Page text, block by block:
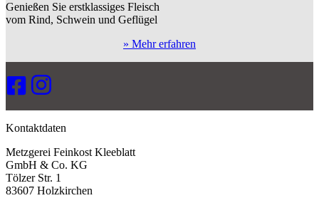
Genießen Sie erstklassiges Fleisch
vom Rind, Schwein und Geflügel
» Mehr erfahren
Kontaktdaten
Metzgerei Feinkost Kleeblatt
GmbH & Co. KG
Tölzer Str. 1
83607 Holzkirchen